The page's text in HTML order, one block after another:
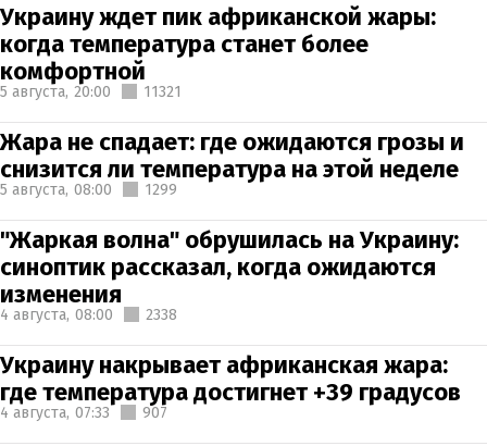
Украину ждет пик африканской жары:
когда температура станет более
комфортной
5 августа, 20:00 11321
Жара не спадает: где ожидаются грозы и
снизится ли температура на этой неделе
5 августа, 08:00 1299
"Жаркая волна" обрушилась на Украину:
синоптик рассказал, когда ожидаются
изменения
4 августа, 08:00 2338
Украину накрывает африканская жара:
где температура достигнет +39 градусов
4 августа, 07:33 907